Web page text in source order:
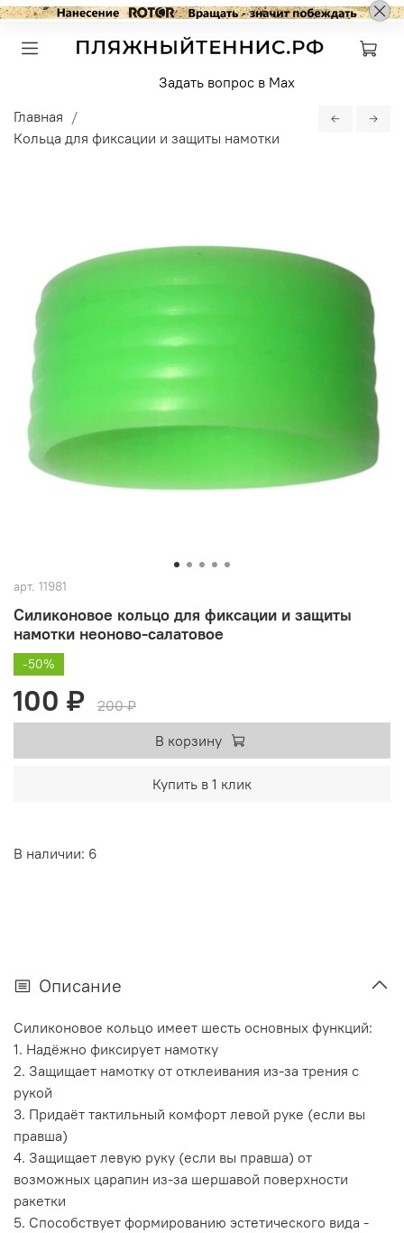
Задать вопрос в Max
Главная
Кольца для фиксации и защиты намотки
арт. 11981
Силиконовое кольцо для фиксации и защиты
намотки неоново-салатовое
В наличии: 6
-50%
100 ₽
200 ₽
В корзину
Купить в 1 клик
Описание
Силиконовое кольцо имеет шесть основных функций:
1. Надёжно фиксирует намотку
2. Защищает намотку от отклеивания из-за трения с
рукой
3. Придаёт тактильный комфорт левой руке (если вы
правша)
4. Защищает левую руку (если вы правша) от
возможных царапин из-за шершавой поверхности
ракетки
5. Способствует формированию эстетического вида -